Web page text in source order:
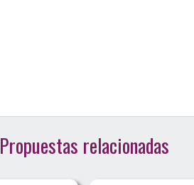
Propuestas relacionadas